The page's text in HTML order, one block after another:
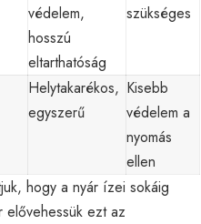
védelem,
hosszú
eltarthatóság
szükséges
Helytakarékos,
egyszerű
Kisebb
védelem a
nyomás
ellen
hogy a nyár ízei sokáig
elővehessük ezt az